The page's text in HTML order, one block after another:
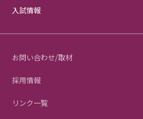
入試情報
お問い合わせ/取材
採用情報
リンク一覧